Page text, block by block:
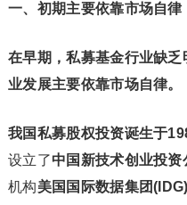
一、初期主要依靠市场自律
在早期，私募基金行业缺
业发展主要依靠市场自律。
我国私募股权投资诞生于
设立了中国新技术创业投资
机构美国国际数据集团